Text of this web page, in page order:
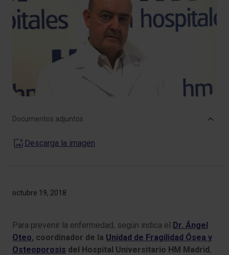
octubre 19, 2018
​Para prevenir la enfermedad, según indica el Dr. Ángel
Oteo, coordinador de la Unidad de Fragilidad Ósea y
Osteoporosis del Hospital Universitario HM Madrid,
Documentos adjuntos
Descarga la imagen